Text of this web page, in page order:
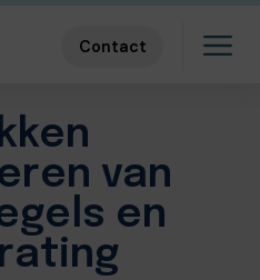
Contact
van
en